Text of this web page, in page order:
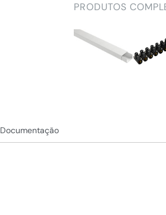
PRODUTOS
Documentação